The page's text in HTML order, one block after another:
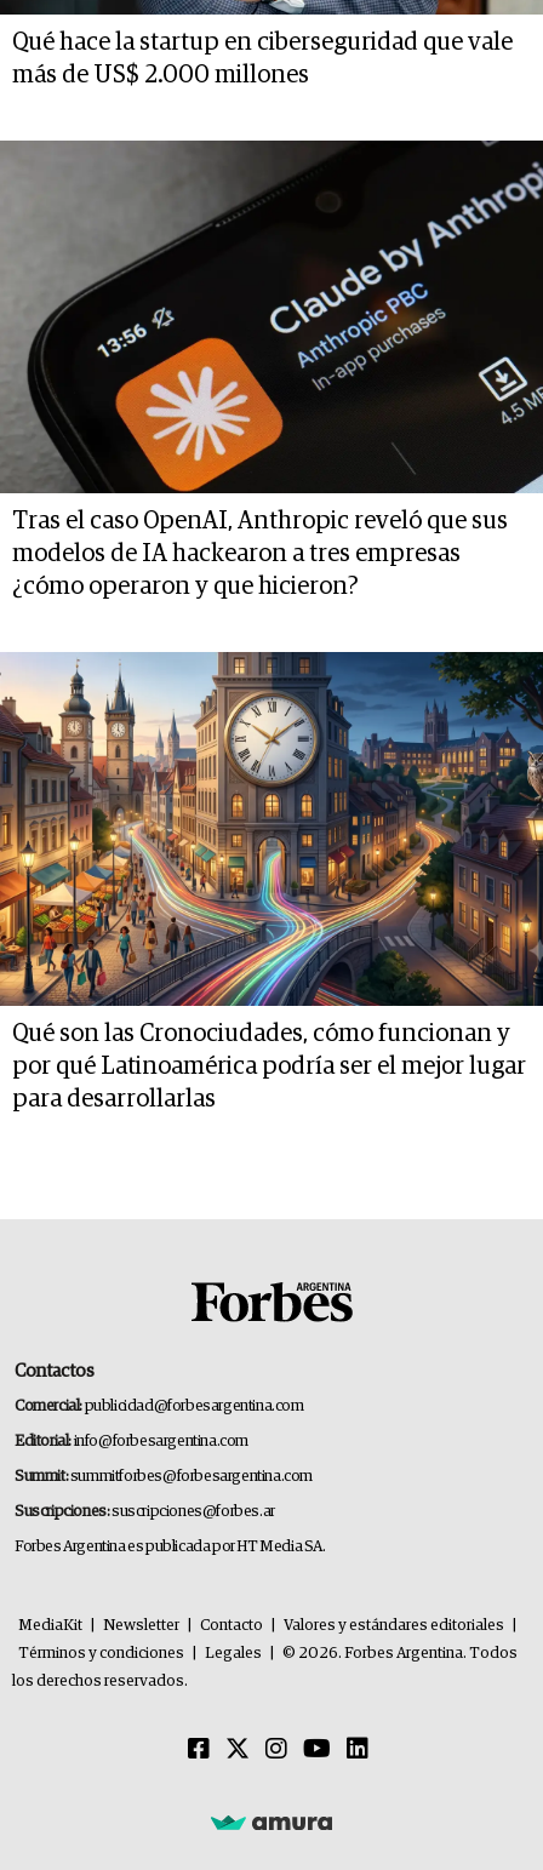
Qué hace la startup en ciberseguridad que vale
más de US$ 2.000 millones
Tras el caso OpenAI, Anthropic reveló que sus
modelos de IA hackearon a tres empresas
¿cómo operaron y que hicieron?
Qué son las Cronociudades, cómo funcionan y
por qué Latinoamérica podría ser el mejor lugar
para desarrollarlas
Contactos
Comercial:publicidad@forbesargentina.com
Editorial:info@forbesargentina.com
Summit:summitforbes@forbesargentina.com
Suscripciones:suscripciones@forbes.ar
Forbes Argentina es publicada por HT Media SA.
MediaKit Newsletter Contacto Valores y estándares editoriales
Términos y condiciones
Legales
© 2026. Forbes Argentina. Todos
los derechos reservados.